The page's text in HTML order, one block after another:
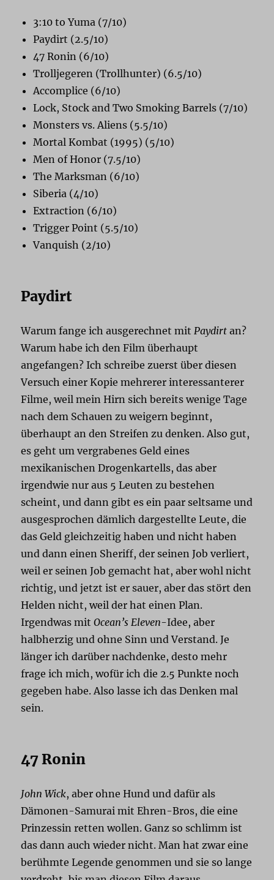
3:10 to Yuma (7/10)
Paydirt (2.5/10)
47 Ronin (6/10)
Trolljegeren (Trollhunter) (6.5/10)
Accomplice (6/10)
Lock, Stock and Two Smoking Barrels (7/10)
Monsters vs. Aliens (5.5/10)
Mortal Kombat (1995) (5/10)
Men of Honor (7.5/10)
The Marksman (6/10)
Siberia (4/10)
Extraction (6/10)
Trigger Point (5.5/10)
Vanquish (2/10)
Paydirt
Warum fange ich ausgerechnet mit Paydirt an?
Warum habe ich den Film überhaupt
angefangen? Ich schreibe zuerst über diesen
Versuch einer Kopie mehrerer interessanterer
Filme, weil mein Hirn sich bereits wenige Tage
nach dem Schauen zu weigern beginnt,
überhaupt an den Streifen zu denken. Also gut,
es geht um vergrabenes Geld eines
mexikanischen Drogenkartells, das aber
irgendwie nur aus 5 Leuten zu bestehen
scheint, und dann gibt es ein paar seltsame und
ausgesprochen dämlich dargestellte Leute, die
das Geld gleichzeitig haben und nicht haben
und dann einen Sheriff, der seinen Job verliert,
weil er seinen Job gemacht hat, aber wohl nicht
richtig, und jetzt ist er sauer, aber das stört den
Helden nicht, weil der hat einen Plan.
Irgendwas mitOcean’s Eleven-Idee, aber
halbherzig und ohne Sinn und Verstand. Je
länger ich darüber nachdenke, desto mehr
frage ich mich, wofür ich die 2.5 Punkte noch
gegeben habe. Also lasse ich das Denken mal
sein.
47 Ronin
John Wick, aber ohne Hund und dafür als
Dämonen-Samurai mit Ehren-Bros, die eine
Prinzessin retten wollen. Ganz so schlimm ist
das dann auch wieder nicht. Man hat zwar eine
berühmte Legende genommen und sie so lange